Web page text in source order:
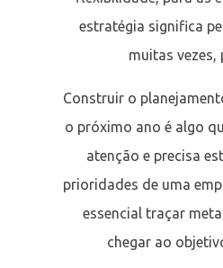
estratégia significa
muitas vezes,
Construir o
o próximo ano é algo
atenção e precisa
prioridades de uma
essencial traçar
chegar ao